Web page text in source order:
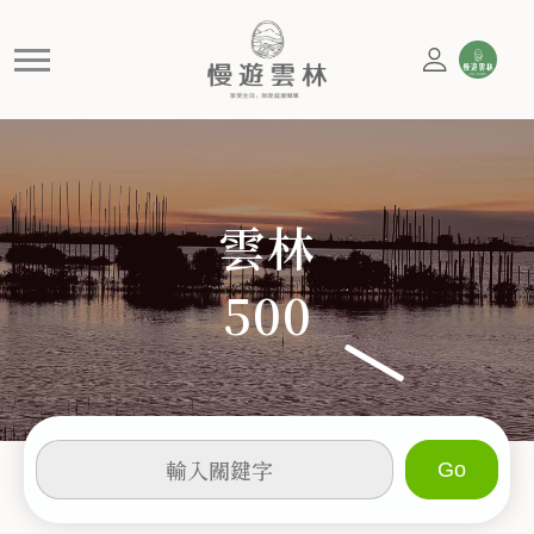
首頁推薦遊程
慢遊雲林，享受生活 就是這麼簡單
雲林
500
輸
入